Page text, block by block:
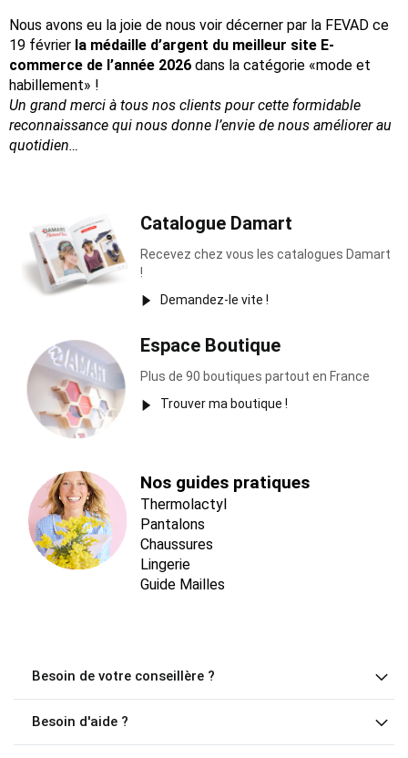
Nous avons eu la joie de nous voir décerner par la FEVAD ce
19 février la médaille d’argent du meilleur site E-
commerce de l’année 2026 dans la catégorie «mode et
habillement» !
Un grand merci à tous nos clients pour cette formidable
reconnaissance qui nous donne l’envie de nous améliorer au
quotidien…
Catalogue Damart
Recevez chez vous les catalogues Damart
!
Demandez-le vite !
Espace Boutique
Plus de 90 boutiques partout en France
Trouver ma boutique !
Nos guides pratiques
Thermolactyl
Pantalons
Chaussures
Lingerie
Guide Mailles
Besoin de votre conseillère ?
Besoin d'aide ?